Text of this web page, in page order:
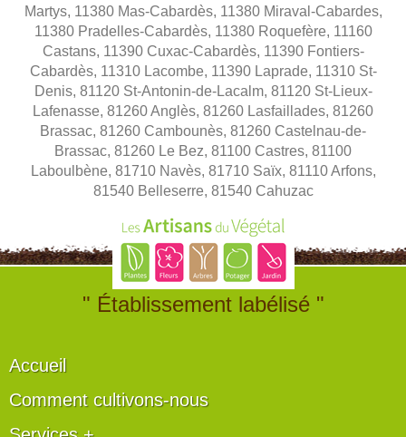
Martys, 11380 Mas-Cabardès, 11380 Miraval-Cabardes,
11380 Pradelles-Cabardès, 11380 Roquefère, 11160
Castans, 11390 Cuxac-Cabardès, 11390 Fontiers-
Cabardès, 11310 Lacombe, 11390 Laprade, 11310 St-
Denis, 81120 St-Antonin-de-Lacalm, 81120 St-Lieux-
Lafenasse, 81260 Anglès, 81260 Lasfaillades, 81260
Brassac, 81260 Cambounès, 81260 Castelnau-de-
Brassac, 81260 Le Bez, 81100 Castres, 81100
Laboulbène, 81710 Navès, 81710 Saïx, 81110 Arfons,
81540 Belleserre, 81540 Cahuzac
" Établissement labélisé "
Accueil
Comment cultivons-nous